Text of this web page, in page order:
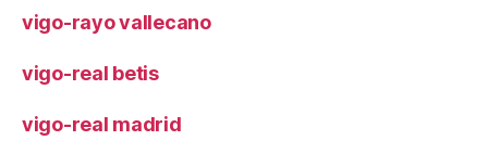
vigo-rayo vallecano
vigo-real betis
vigo-real madrid